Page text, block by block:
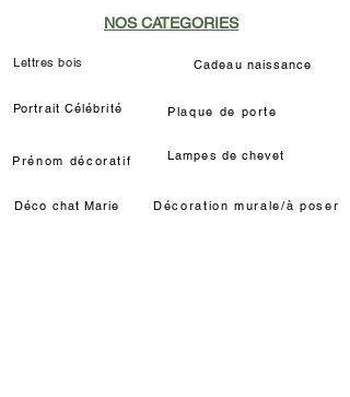
NOS CATEGORIES
Lettres bois
Portrait Célébrité
Prénom décoratif
Déco chat Marie
Cadeau naissance
Plaque de porte
Lampes de chevet
Décoration murale/à poser